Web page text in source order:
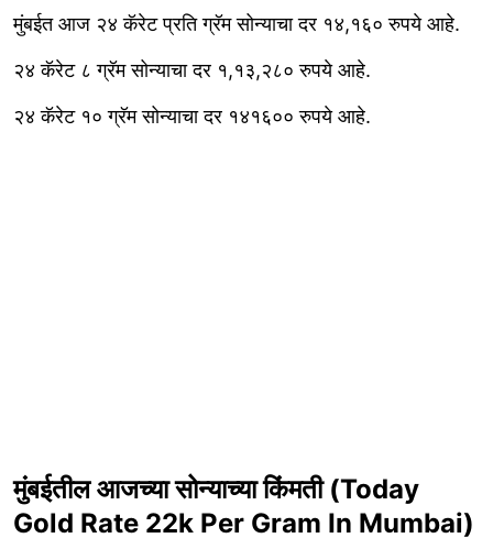
मुंबईत आज २४ कॅरेट प्रति ग्रॅम सोन्याचा दर १४,१६० रुपये आहे.
२४ कॅरेट ८ ग्रॅम सोन्याचा दर १,१३,२८० रुपये आहे.
२४ कॅरेट १० ग्रॅम सोन्याचा दर १४१६०० रुपये आहे.
मुंबईतील आजच्या सोन्याच्या किंमती (Today
Gold Rate 22k Per Gram In Mumbai)